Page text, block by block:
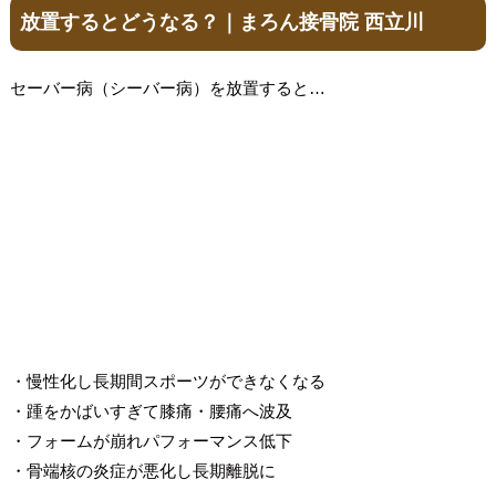
放置するとどうなる？｜まろん接骨院 西立川
セーバー病（シーバー病）を放置すると…
・慢性化し長期間スポーツができなくなる
・踵をかばいすぎて膝痛・腰痛へ波及
・フォームが崩れパフォーマンス低下
・骨端核の炎症が悪化し長期離脱に